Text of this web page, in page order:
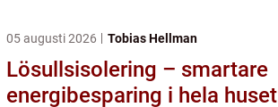
05 augusti 2026 Tobias Hellman
Lösullsisolering – smartare
energibesparing i hela huset